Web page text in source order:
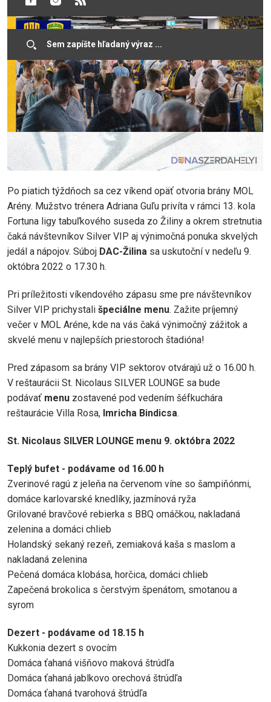
Po piatich týždňoch sa cez víkend opäť otvoria brány MOL
Arény. Mužstvo trénera Adriana Guľu privíta v rámci 13. kola
Fortuna ligy tabuľkového suseda zo Žiliny a okrem stretnutia
čaká návštevníkov Silver VIP aj výnimočná ponuka skvelých
jedál a nápojov. Súboj DAC-Žilina sa uskutoční v nedeľu 9.
októbra 2022 o 17.30 h.
Pri príležitosti víkendového zápasu sme pre návštevníkov
Silver VIP prichystali špeciálne menu. Zažite príjemný
večer v MOL Aréne, kde na vás čaká výnimočný zážitok a
skvelé menu v najlepších priestoroch štadióna!
Pred zápasom sa brány VIP sektorov otvárajú už o 16.00 h.
V reštaurácii St. Nicolaus SILVER LOUNGE sa bude
podávať menu zostavené pod vedením šéfkuchára
reštaurácie Villa Rosa, Imricha Bindicsa.
St. Nicolaus SILVER LOUNGE menu 9. októbra 2022
Teplý bufet - podávame od 16.00 h
Zverinové ragú z jeleňa na červenom víne so šampiňónmi,
domáce karlovarské knedlíky, jazmínová ryža
Grilované bravčové rebierka s BBQ omáčkou, nakladaná
zelenina a domáci chlieb
Holandský sekaný rezeň, zemiaková kaša s maslom a
nakladaná zelenina
Pečená domáca klobása, horčica, domáci chlieb
Zapečená brokolica s čerstvým špenátom, smotanou a
syrom
Dezert - podávame od 18.15 h
Kukkonia dezert s ovocím
Domáca ťahaná višňovo maková štrúdľa
Domáca ťahaná jablkovo orechová štrúdľa
Domáca ťahaná tvarohová štrúdľa